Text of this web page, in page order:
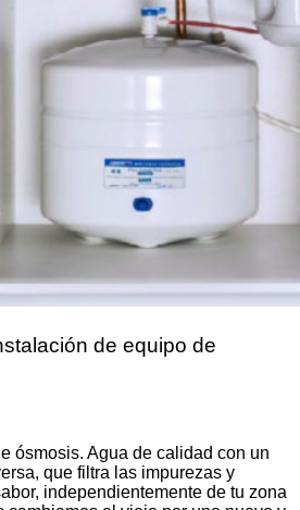
de equipo de
ósmosis. Agua de calidad con un
que filtra las impurezas y
independientemente de tu zona